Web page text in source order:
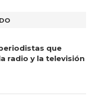
que
radio y la televisión